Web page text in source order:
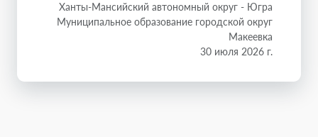
Ханты-Мансийский автономный округ - Югра
Муниципальное образование городской округ
Макеевка
30 июля 2026 г.